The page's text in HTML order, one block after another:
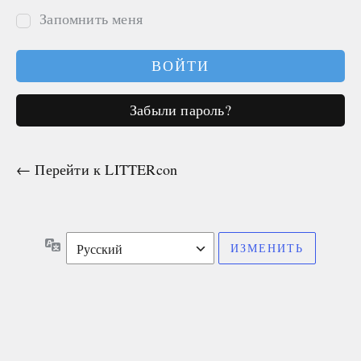
Запомнить меня
Забыли пароль?
← Перейти к LITTERcon
Язык